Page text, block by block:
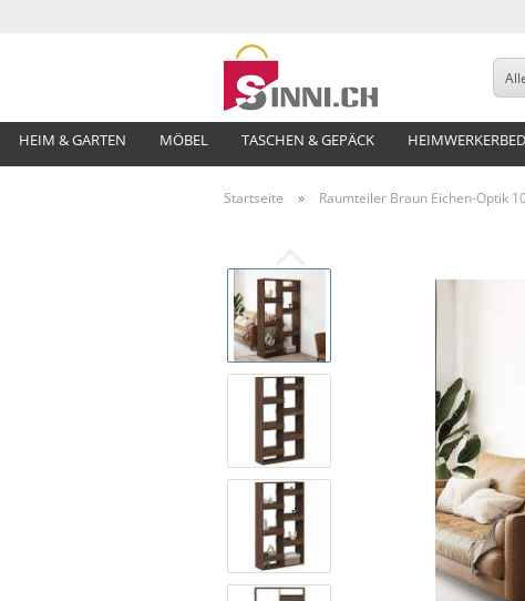
HEIM & GARTEN MÖBEL TASCHEN & GEPÄCK
Startseite »
Raumteiler Braun Eichen-Optik